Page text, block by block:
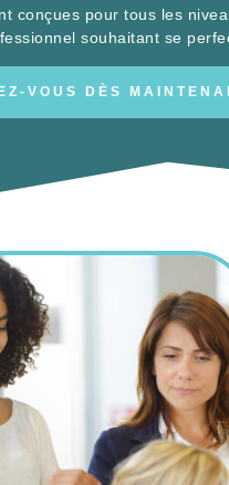
conçues pour tous les
souhaitant se
VOUS DÈS